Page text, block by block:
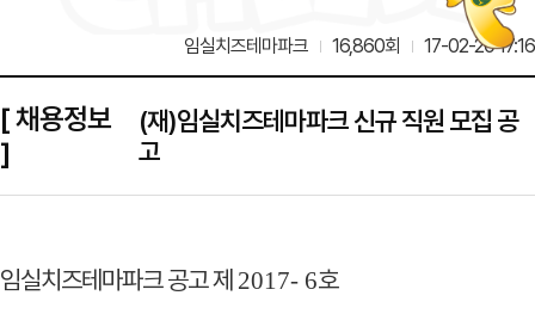
임실치즈테마파크 16,860회 17-02-20 17:16
[ 채용정보
]
(재)임실치즈테마파크 신규 직원 모집 공
고
임실치즈테마파크 공고 제 2017- 6호